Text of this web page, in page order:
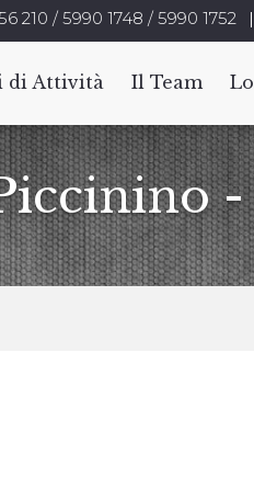
210 / 5990 1748 / 5990 1752
di Attività Il Team